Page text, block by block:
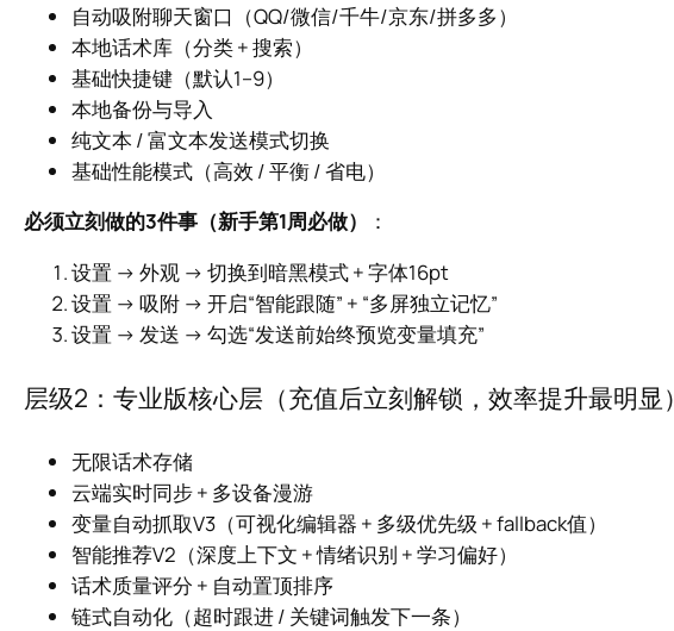
自动吸附聊天窗口（QQ/微信/千牛/京东/拼多多）
本地话术库（分类 + 搜索）
基础快捷键（默认1–9）
本地备份与导入
纯文本 / 富文本发送模式切换
基础性能模式（高效 / 平衡 / 省电）
必须立刻做的3件事（新手第1周必做）
：
设置 → 外观 → 切换到暗黑模式 + 字体16pt
设置 → 吸附 → 开启“智能跟随” + “多屏独立记忆”
设置 → 发送 → 勾选“发送前始终预览变量填充”
层级2：专业版核心层（充值后立刻解锁，效率提升最明显）
无限话术存储
云端实时同步 + 多设备漫游
变量自动抓取V3（可视化编辑器 + 多级优先级 + fallback值）
智能推荐V2（深度上下文 + 情绪识别 + 学习偏好）
话术质量评分 + 自动置顶排序
链式自动化（超时跟进 / 关键词触发下一条）